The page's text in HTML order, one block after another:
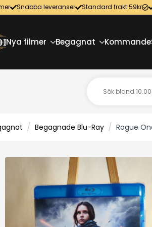
Snabba leveranser Standard frakt 59kr
Nya filmer Begagnat Kommande
Begagnade Blu-Ray Rogue